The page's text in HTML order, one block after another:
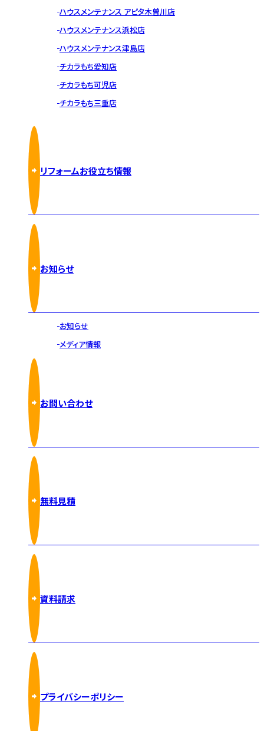
ハウスメンテナンス アピタ木曽川店
ハウスメンテナンス浜松店
ハウスメンテナンス津島店
チカラもち愛知店
チカラもち可児店
チカラもち三重店
リフォームお役立ち情報
お知らせ
お知らせ
メディア情報
お問い合わせ
無料見積
資料請求
プライバシーポリシー